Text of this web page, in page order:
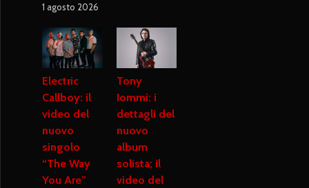
1 agosto 2026
Electric
Callboy: il
video del
nuovo
singolo
“The Way
You Are”
Tony
Iommi: i
dettagli del
nuovo
album
solista; il
video del